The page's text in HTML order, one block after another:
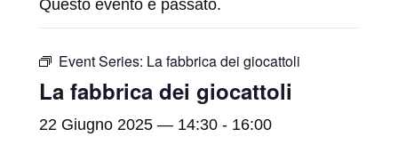
Questo evento è passato.
Event Series: La fabbrica dei giocattoli
La fabbrica dei giocattoli
22 Giugno 2025 — 14:30 - 16:00